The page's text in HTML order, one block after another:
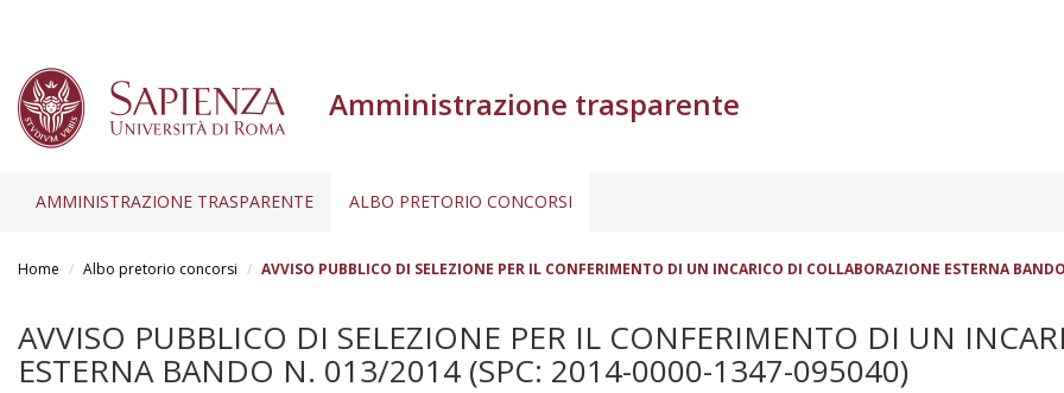
Amministrazione trasparente
AMMINISTRAZIONE TRASPARENTE ALBO PRETORIO CONCORSI
Home Albo pretorio concorsi AVVISO PUBBLICO DI SELEZIONE PER IL CONFERIMENTO DI UN INCARICO DI COLLABORAZIONE ESTERNA
AVVISO PUBBLICO DI SELEZIONE PER IL CONFERIMENTO DI UN
ESTERNA BANDO N. 013/2014 (SPC: 2014-0000-1347-095040)